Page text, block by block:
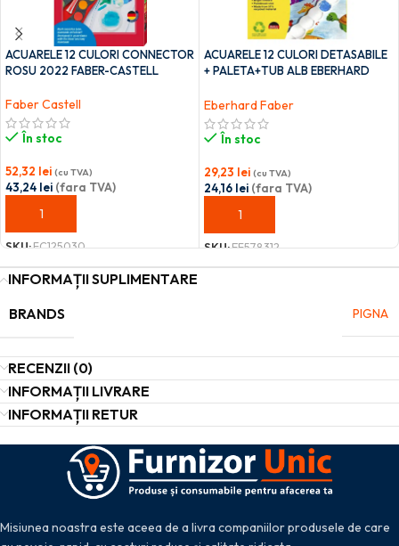
ACUARELE 12 CULORI CONNECTOR
ROSU 2022 FABER-CASTELL
Faber Castell
În stoc
52,32 lei (cu TVA)
43,24 lei (fara TVA)
ADAUGĂ ÎN COȘ
SKU:FC125030
ACUARELE 12 CULORI DETASABILE
+ PALETA+TUB ALB EBERHARD
Eberhard Faber
În stoc
29,23 lei (cu TVA)
24,16 lei (fara TVA)
ADAUGĂ ÎN COȘ
SKU:EF578312
INFORMAȚII SUPLIMENTARE
BRANDS
PIGNA
RECENZII (0)
INFORMAȚII LIVRARE
INFORMAȚII RETUR
Misiunea noastra este aceea de a livra companiilor produsele de care